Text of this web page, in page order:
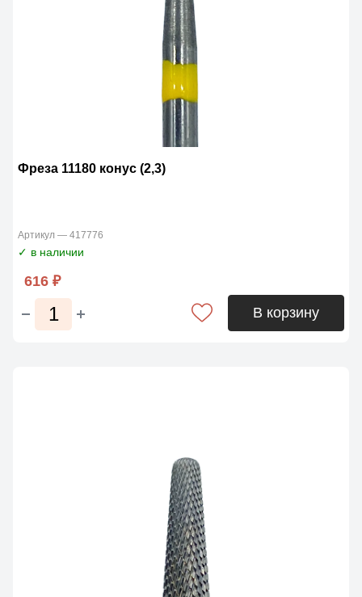
Фреза 11180 конус (2,3)
Артикул — 417776
✓ в наличии
616 ₽
В корзину